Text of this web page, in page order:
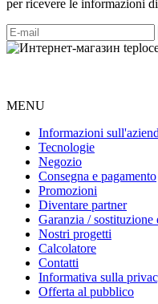
per ricevere le informazioni
MENU
Informazioni
Tecnologie
Negozio
Consegna e pagamento
Promozioni
Diventare partner
Garanzia / sostituzione
Nostri progetti
Calcolatore
Contatti
Informativa sulla
Offerta al pubblico